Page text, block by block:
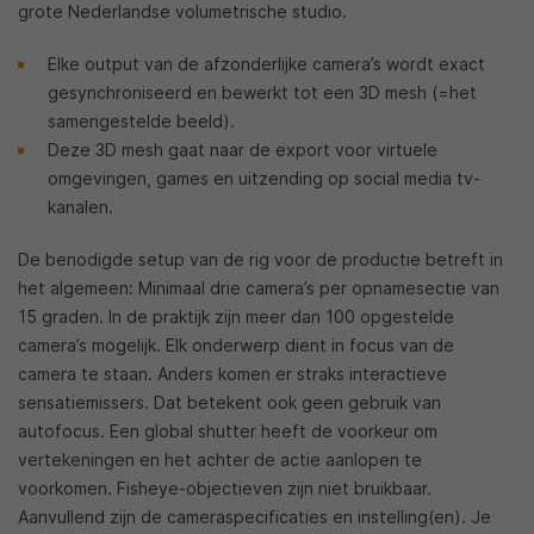
grote Nederlandse volumetrische studio.
Elke output van de afzonderlijke camera’s wordt exact
gesynchroniseerd en bewerkt tot een 3D mesh (=het
samengestelde beeld).
Deze 3D mesh gaat naar de export voor virtuele
omgevingen, games en uitzending op social media tv-
kanalen.
De benodigde setup van de rig voor de productie betreft in
het algemeen: Minimaal drie camera’s per opnamesectie van
15 graden. In de praktijk zijn meer dan 100 opgestelde
camera’s mogelijk. Elk onderwerp dient in focus van de
camera te staan. Anders komen er straks interactieve
sensatiemissers. Dat betekent ook geen gebruik van
autofocus. Een global shutter heeft de voorkeur om
vertekeningen en het achter de actie aanlopen te
voorkomen. Fisheye-objectieven zijn niet bruikbaar.
Aanvullend zijn de cameraspecificaties en instelling(en). Je